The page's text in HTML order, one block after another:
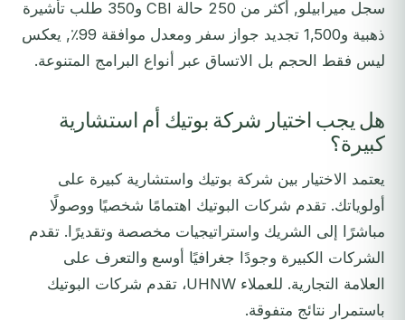
سجل ميرابيلو, أكثر من 250 حالة CBI و350 طلب تأشيرة
ذهبية و1,500 تجديد جواز سفر ومعدل موافقة 99٪, يعكس
ليس فقط الحجم بل الاتساق عبر أنواع البرامج المتنوعة.
هل يجب اختيار شركة بوتيك أم استشارية
كبيرة؟
يعتمد الاختيار بين شركة بوتيك واستشارية كبيرة على
أولوياتك. تقدم شركات البوتيك اهتمامًا شخصيًا ووصولًا
مباشرًا إلى الشريك واستراتيجيات مخصصة وتقديرًا. تقدم
الشركات الكبيرة وجودًا جغرافيًا أوسع والتعرف على
العلامة التجارية. للعملاء UHNW، تقدم شركات البوتيك
باستمرار نتائج متفوقة.